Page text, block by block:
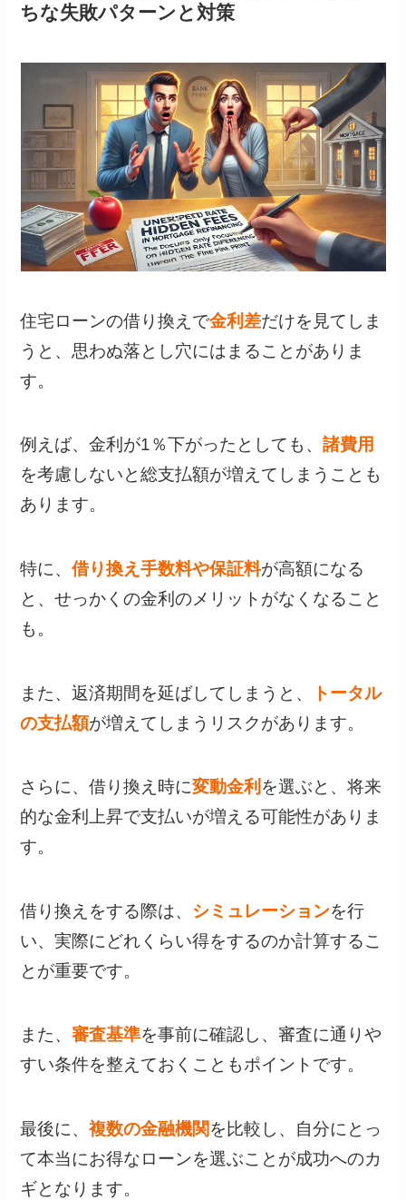
ちな失敗パターンと対策
住宅ローンの借り換えで金利差だけを見てしま
うと、思わぬ落とし穴にはまることがありま
す。
例えば、金利が1％下がったとしても、諸費用
を考慮しないと総支払額が増えてしまうことも
あります。
特に、借り換え手数料や保証料が高額になる
と、せっかくの金利のメリットがなくなること
も。
また、返済期間を延ばしてしまうと、
トータル
の支払額が増えてしまうリスクがあります。
さらに、借り換え時に変動金利 を選ぶと、将来
的な金利上昇で支払いが増える可能性がありま
す。
借り換えをする際は、 シミュレーションを行
い、実際にどれくらい得をするのか計算するこ
とが重要です。
また、審査基準を事前に確認し、審査に通りや
すい条件を整えておくこともポイントです。
最後に、複数の金融機関を比較し、自分にとっ
て本当にお得なローンを選ぶことが成功へのカ
ギとなります。